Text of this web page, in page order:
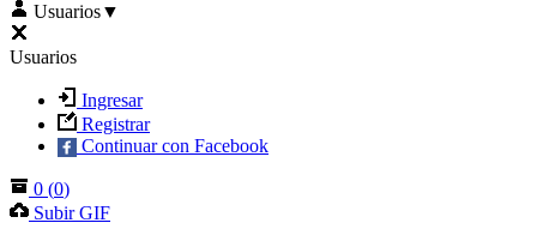
Usuarios▼
Usuarios
Ingresar
Registrar
Continuar con Facebook
0 (0)
Subir GIF